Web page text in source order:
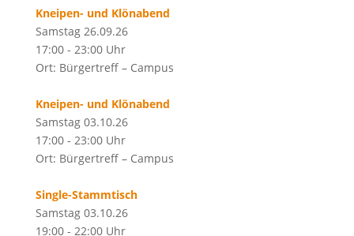
Kneipen- und Klönabend
Samstag 26.09.26
17:00 - 23:00 Uhr
Ort: Bürgertreff – Campus
Kneipen- und Klönabend
Samstag 03.10.26
17:00 - 23:00 Uhr
Ort: Bürgertreff – Campus
Single-Stammtisch
Samstag 03.10.26
19:00 - 22:00 Uhr